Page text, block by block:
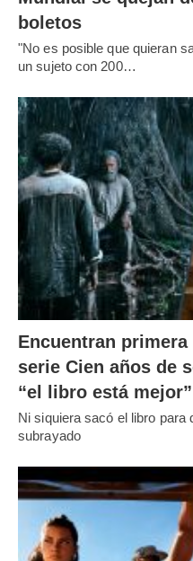
boletos
"No es posible que quieran
un sujeto con 200…
Encuentran
serie Cien años de
“el libro está mejor”
Ni siquiera sacó el libro para
subrayado